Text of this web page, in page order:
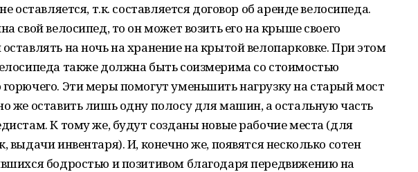
оставляется, т.к. составляется договор об аренде велосипеда.
свой велосипед, то он может возить его на крыше своего
на ночь на хранение на крытой велопарковке. При этом
также должна быть соизмерима со стоимостью
Эти меры помогут уменьшить нагрузку на старый мост
же оставить лишь одну полосу для машин, а остальную часть
К тому же, будут созданы новые рабочие места (для
выдачи инвентаря). И, конечно же, появятся несколько сотен
бодростью и позитивом благодаря передвижению на